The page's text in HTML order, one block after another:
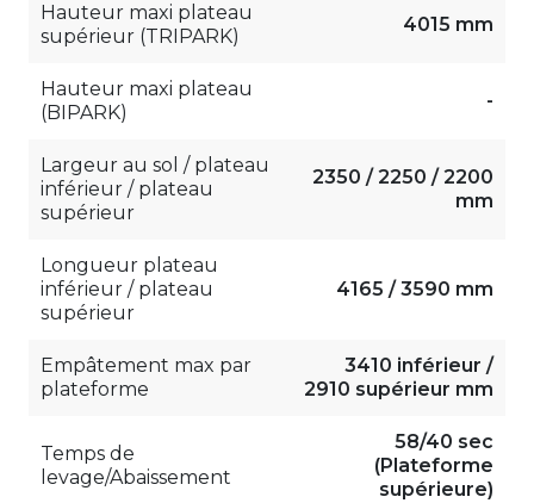
Hauteur maxi plateau
supérieur (TRIPARK)
4015 mm
Hauteur maxi plateau
(BIPARK)
-
Largeur au sol / plateau
inférieur / plateau
supérieur
2350 / 2250 / 2200
mm
Longueur plateau
inférieur / plateau
supérieur
4165 / 3590 mm
Empâtement max par
plateforme
3410 inférieur /
2910 supérieur mm
Temps de
levage/Abaissement
58/40 sec
(Plateforme
supérieure)